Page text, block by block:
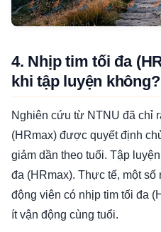
4. Nhịp tim tối đa
khi tập luyện không?
Nghiên cứu từ NTNU đã chỉ
(HRmax) được quyết định
giảm dần theo tuổi. Tập
đa (HRmax). Thực tế, một
động viên có nhịp tim tối đa
ít vận động cùng tuổi.